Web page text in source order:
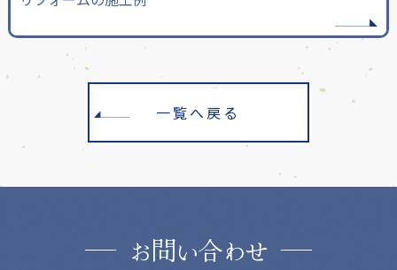
一覧へ戻る
お問い合わせ